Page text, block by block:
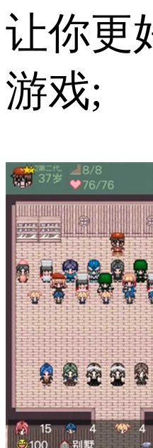
让你更
游戏;